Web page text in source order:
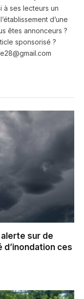
à ses lecteurs un
d’une
êtes annonceurs ?
sponsorisé ?
alerte sur de
ces